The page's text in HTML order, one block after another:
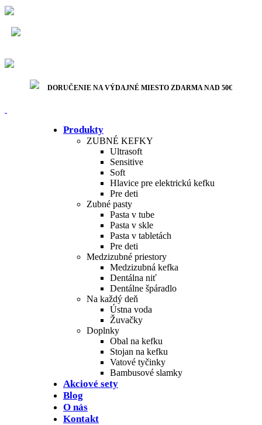
DORUČENIE NA VÝDAJNÉ MIESTO ZDARMA NAD 50€
Produkty
ZUBNÉ KEFKY
Ultrasoft
Sensitive
Soft
Hlavice pre elektrickú kefku
Pre deti
Zubné pasty
Pasta v tube
Pasta v skle
Pasta v tabletách
Pre deti
Medzizubné priestory
Medzizubná kefka
Dentálna niť
Dentálne špáradlo
Na každý deň
Ústna voda
Žuvačky
Doplnky
Obal na kefku
Stojan na kefku
Vatové tyčinky
Bambusové slamky
Akciové sety
Blog
O nás
Kontakt